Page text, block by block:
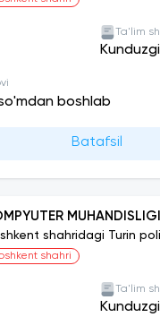
Ta'lim
Kunduzgi
boshlab
Batafsil
MUHANDISLIGI
shahridagi Turin
shahri
Ta'lim
Kunduzgi